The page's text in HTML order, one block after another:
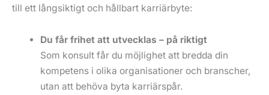
till ett långsiktigt och hållbart karriärbyte:
Du får frihet att utvecklas – på riktigt
Som konsult får du möjlighet att bredda din
kompetens i olika organisationer och branscher,
utan att behöva byta karriärspår.